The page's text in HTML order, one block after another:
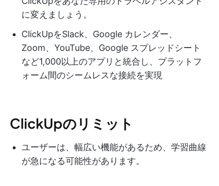
に変えましょう。
ClickUpをSlack、Google カレンダー、
Zoom、YouTube、Google スプレッドシート
など1,000以上のアプリと統合し、プラットフ
ォーム間のシームレスな接続を実現
ClickUpのリミット
ユーザーは、幅広い機能があるため、学習曲線
が急になる可能性があります。